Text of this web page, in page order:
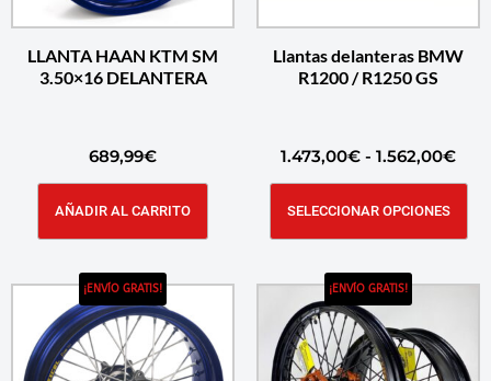
LLANTA HAAN KTM SM
3.50×16 DELANTERA
689,99€
AÑADIR AL CARRITO
Llantas delanteras BMW
R1200 / R1250 GS
1.473,00€ - 1.562,00€
SELECCIONAR OPCIONES
¡ENVÍO GRATIS! ¡ENVÍO GRATIS!